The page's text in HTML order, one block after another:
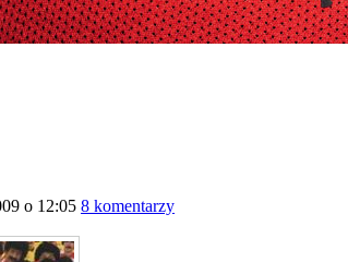
o 12:05 8 komentarzy